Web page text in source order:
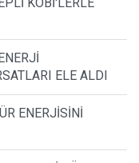
ELE ALDI
ENERJİSİNİ